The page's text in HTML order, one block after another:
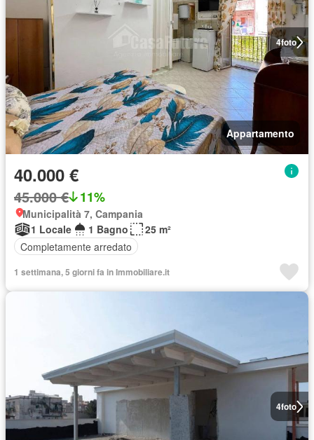
4foto
Appartamento
40.000 €
45.000 € 11%
Municipalità 7, Campania
1 Locale
1 Bagno
25 m²
Completamente arredato
1 settimana, 5 giorni fa in Immobiliare.it
4foto